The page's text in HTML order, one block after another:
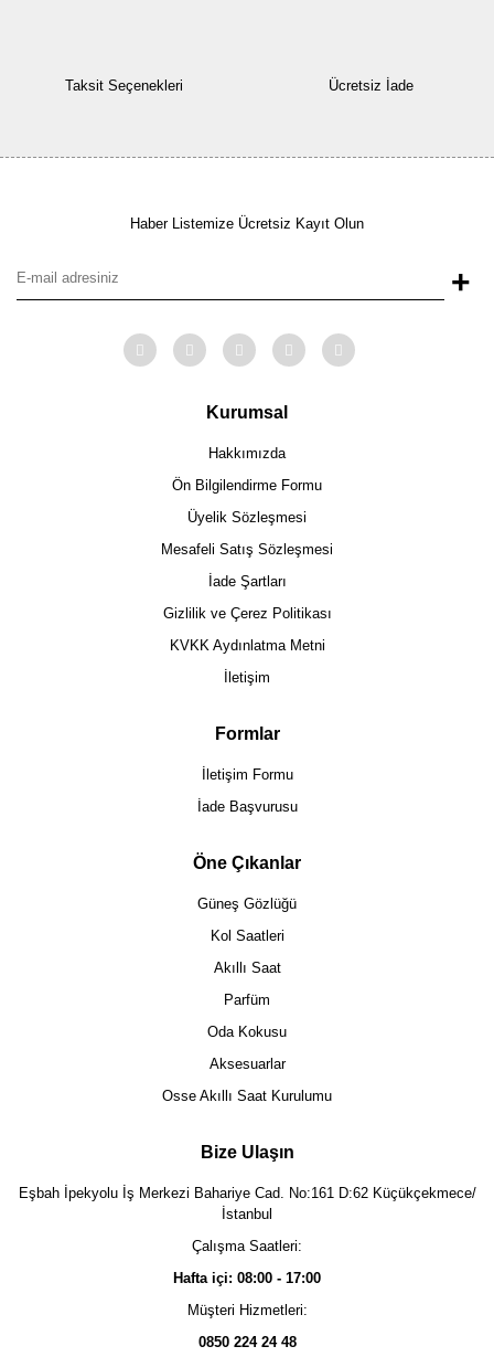
Taksit Seçenekleri Ücretsiz İade
Haber Listemize Ücretsiz Kayıt Olun
+
Kurumsal
Hakkımızda
Ön Bilgilendirme Formu
Üyelik Sözleşmesi
Mesafeli Satış Sözleşmesi
İade Şartları
Gizlilik ve Çerez Politikası
KVKK Aydınlatma Metni
İletişim
Formlar
İletişim Formu
İade Başvurusu
Öne Çıkanlar
Güneş Gözlüğü
Kol Saatleri
Akıllı Saat
Parfüm
Oda Kokusu
Aksesuarlar
Osse Akıllı Saat Kurulumu
Bize Ulaşın
Eşbah İpekyolu İş Merkezi Bahariye Cad. No:161 D:62 Küçükçekmece/
İstanbul
Çalışma Saatleri:
Hafta içi: 08:00 - 17:00
Müşteri Hizmetleri:
0850 224 24 48